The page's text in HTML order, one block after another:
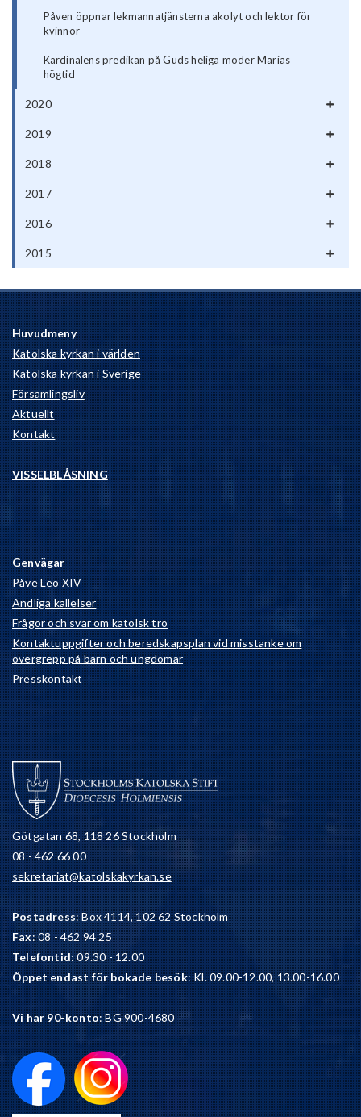
Påven öppnar lekmannatjänsterna akolyt och lektor för
kvinnor
Kardinalens predikan på Guds heliga moder Marias
högtid
2020
2019
2018
2017
2016
2015
Huvudmeny
Katolska kyrkan i världen
Katolska kyrkan i Sverige
Församlingsliv
Aktuellt
Kontakt
VISSELBLÅSNING
Genvägar
Påve Leo XIV
Andliga kallelser
Frågor och svar om katolsk tro
Kontaktuppgifter och beredskapsplan vid misstanke om
övergrepp på barn och ungdomar
Presskontakt
Götgatan 68, 118 26 Stockholm
08 - 462 66 00
sekretariat@katolskakyrkan.se
Postadress: Box 4114, 102 62 Stockholm
Fax: 08 - 462 94 25
Telefontid: 09.30 - 12.00
Öppet endast för bokade besök: Kl. 09.00-12.00, 13.00-16.00
Vi har 90-konto: BG 900-4680